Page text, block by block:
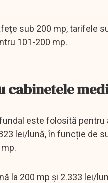
sub 200 mp, tarifele
101-200 mp.
cabinetele
este folosită
lei/lună, în funcție de
la 200 mp și 2.333 lei/